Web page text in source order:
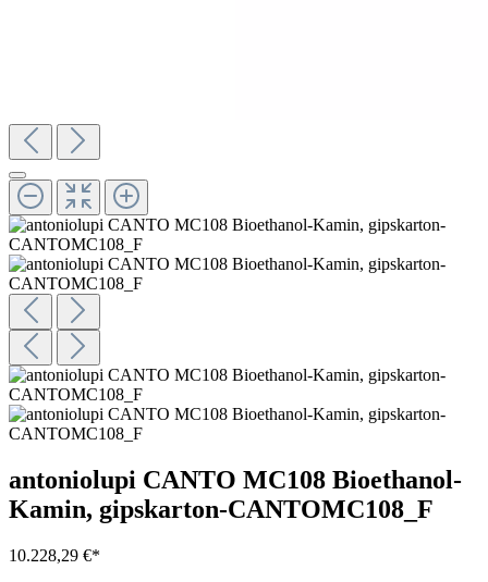
antoniolupi CANTO MC108 Bioethanol-
Kamin, gipskarton-CANTOMC108_F
10.228,29 €*